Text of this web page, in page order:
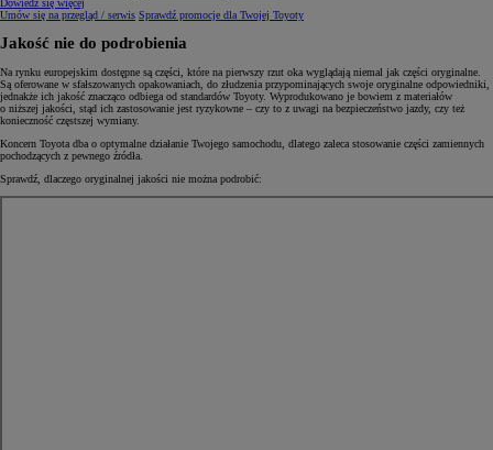
Umów się na przegląd / serwis Sprawdź promocje dla Twojej Toyoty
Jakość nie do podrobienia
Na rynku europejskim dostępne są części, które na pierwszy rzut oka wyglądają niemal jak części oryginalne.
Są oferowane w sfałszowanych opakowaniach, do złudzenia przypominających swoje oryginalne odpowiedniki,
jednakże ich jakość znacząco odbiega od standardów Toyoty. Wyprodukowano je bowiem z materiałów
o niższej jakości, stąd ich zastosowanie jest ryzykowne – czy to z uwagi na bezpieczeństwo jazdy, czy też
konieczność częstszej wymiany.
Koncern Toyota dba o optymalne działanie Twojego samochodu, dlatego zaleca stosowanie części zamiennych
pochodzących z pewnego źródła.
Sprawdź, dlaczego oryginalnej jakości nie można podrobić: